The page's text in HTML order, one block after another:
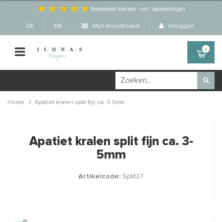
Beoordeeld met een - uit -beoordelingen
DE EN Mijn moodboard Inloggen
0
Home / Apatiet kralen split fijn ca. 3-5mm
producten ook interessant
Apatiet kralen split fijn ca. 3-
5mm
Artikelcode: Split27